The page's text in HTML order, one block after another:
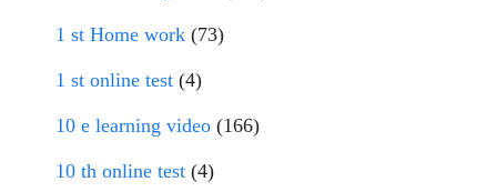
1 st Home work (73)
1 st online test (4)
10 e learning video (166)
10 th online test (4)